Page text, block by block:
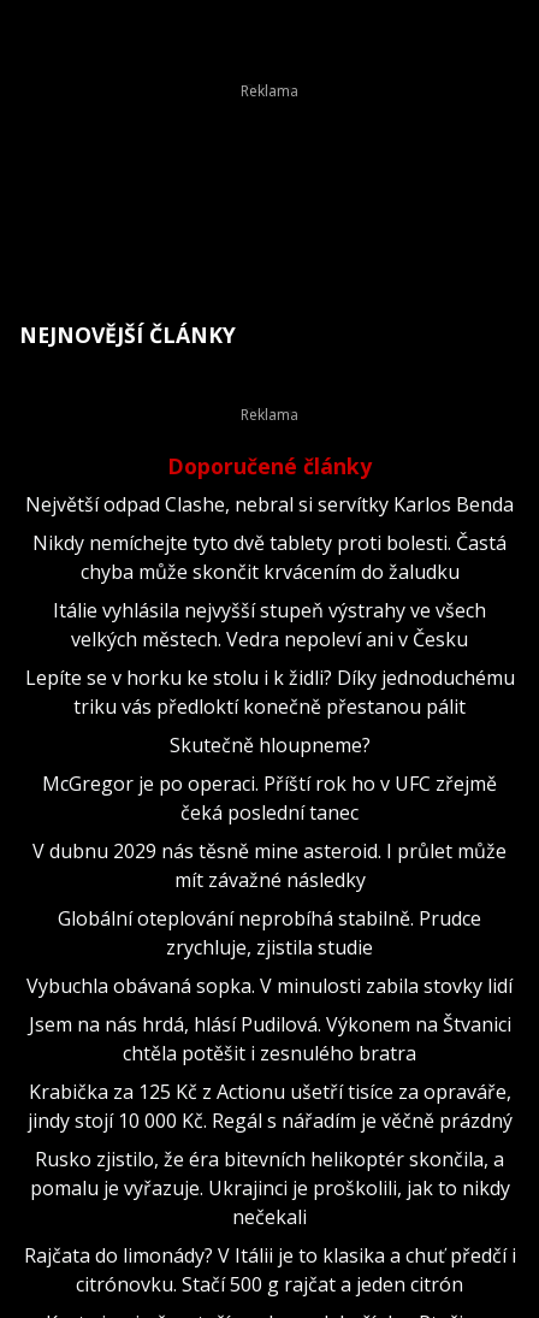
NEJNOVĚJŠÍ ČLÁNKY
Doporučené články
Největší odpad Clashe, nebral si servítky Karlos Benda
Nikdy nemíchejte tyto dvě tablety proti bolesti. Častá
chyba může skončit krvácením do žaludku
Itálie vyhlásila nejvyšší stupeň výstrahy ve všech
velkých městech. Vedra nepoleví ani v Česku
Lepíte se v horku ke stolu i k židli? Díky jednoduchému
triku vás předloktí konečně přestanou pálit
Skutečně hloupneme?
McGregor je po operaci. Příští rok ho v UFC zřejmě
čeká poslední tanec
V dubnu 2029 nás těsně mine asteroid. I průlet může
mít závažné následky
Globální oteplování neprobíhá stabilně. Prudce
zrychluje, zjistila studie
Vybuchla obávaná sopka. V minulosti zabila stovky lidí
Jsem na nás hrdá, hlásí Pudilová. Výkonem na Štvanici
chtěla potěšit i zesnulého bratra
Krabička za 125 Kč z Actionu ušetří tisíce za opraváře,
jindy stojí 10 000 Kč. Regál s nářadím je věčně prázdný
Rusko zjistilo, že éra bitevních helikoptér skončila, a
pomalu je vyřazuje. Ukrajinci je proškolili, jak to nikdy
nečekali
Rajčata do limonády? V Itálii je to klasika a chuť předčí i
citrónovku. Stačí 500 g rajčat a jeden citrón